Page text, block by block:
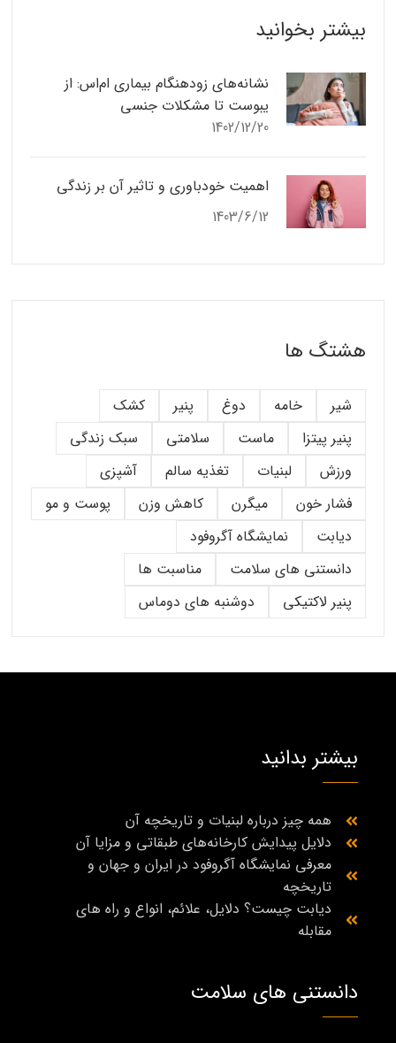
بیشتر بخوانید
نشانه‌های زودهنگام بیماری ام‌اس: از
یبوست تا مشکلات جنسی
1402/12/20
اهمیت خودباوری و تاثیر آن بر زندگی
1403/6/12
هشتگ ها
شیر خامه دوغ پنیر
کشک
پنیر پیتزا
ماست سلامتی
سبک زندگی
ورزش
لبنیات تغذیه سالم
آشپزی
فشار خون
میگرن کاهش وزن
پوست و مو
دیابت
نمایشگاه آگروفود
دانستنی های سلامت
مناسبت ها
پنیر لاکتیکی
دوشنبه های دوماس
بیشتر بدانید
همه چیز درباره لبنیات و تاریخچه آن
دلایل پیدایش کارخانه‌های طبقاتی و مزایا آن
معرفی نمایشگاه آگروفود در ایران و جهان و
تاریخچه
دیابت چیست؟ دلایل، علائم، انواع و راه‌ های
مقابله
دانستنی های سلامت